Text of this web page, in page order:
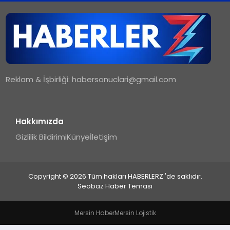
TEKNOLOJI
Reklam & İşbirliği:habersonuclari@gmail.com
Hakkımızda
Gizlilik BildirimiKünyeİletişim
Copyright © 2026 Tüm hakları HABERLERZ 'de saklıdır.
Seobaz Haber Teması
Mersin HaberMersin Lojistik